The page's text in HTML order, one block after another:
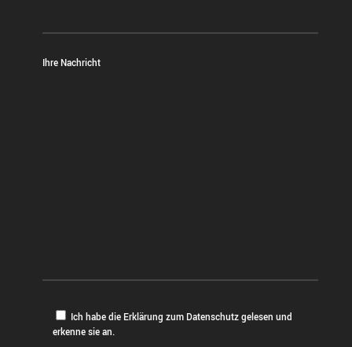
Ihre Nachricht
Ich habe die Erklärung zum Datenschutz gelesen und
erkenne sie an.